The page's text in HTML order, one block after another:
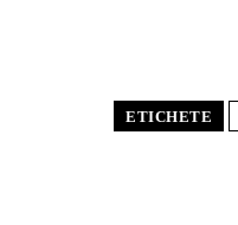
ETICHETE